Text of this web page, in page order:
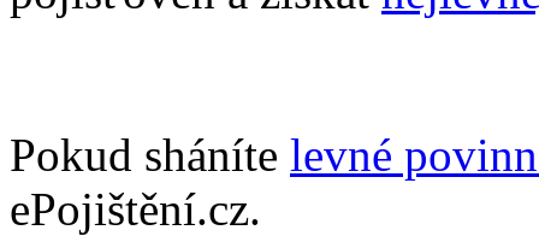
Pokud sháníte levné
ePojištění.cz.